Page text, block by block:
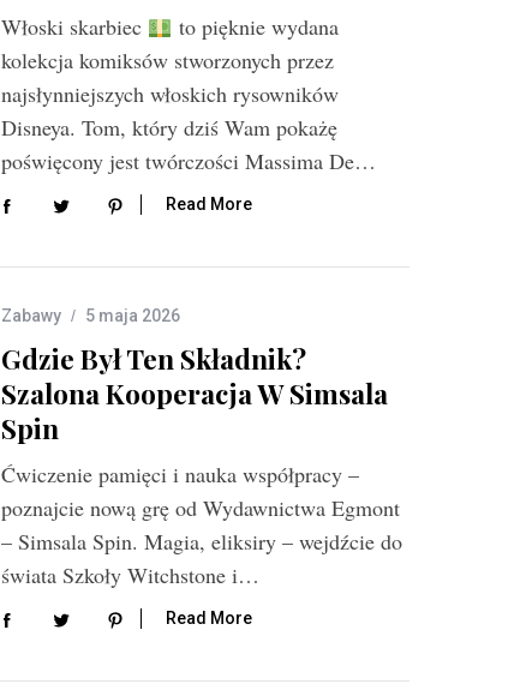
Włoski skarbiec
to pięknie wydana
kolekcja komiksów stworzonych przez
najsłynniejszych włoskich rysowników
Disneya. Tom, który dziś Wam pokażę
poświęcony jest twórczości Massima De…
Read More
Zabawy 5 maja 2026
Gdzie Był Ten Składnik?
Szalona Kooperacja W Simsala
Spin
Ćwiczenie pamięci i nauka współpracy –
poznajcie nową grę od Wydawnictwa Egmont
– Simsala Spin. Magia, eliksiry – wejdźcie do
świata Szkoły Witchstone i…
Read More